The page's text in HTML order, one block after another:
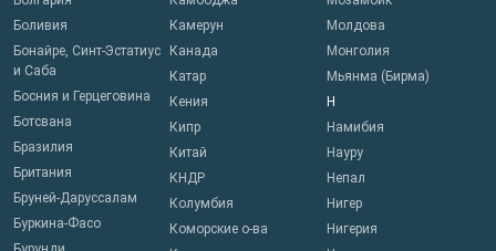
Боливия
Бонайре, Синт-Эстатиус
и Саба
Босния и Герцеговина
Ботсвана
Бразилия
Британия
Бруней-Даруссалам
Буркина-Фасо
Камерун
Канада
Катар
Кения
Кипр
Китай
КНДР
Колумбия
Коморские о-ва
Молдова
Монголия
Мьянма (Бирма)
Н
Намибия
Науру
Непал
Нигер
Нигерия